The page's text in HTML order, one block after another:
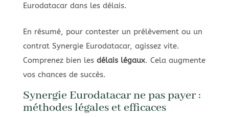
Eurodatacar dans les délais.
En résumé, pour contester un prélèvement ou un
contrat Synergie Eurodatacar, agissez vite.
Comprenez bien les délais légaux. Cela augmente
vos chances de succès.
Synergie Eurodatacar ne pas payer :
méthodes légales et efficaces